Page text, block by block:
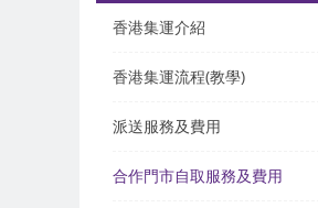
香港集運介紹
香港集運流程(教學)
派送服務及費用
合作門市自取服務及費用